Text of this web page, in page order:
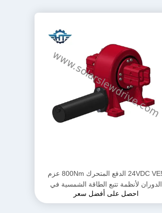
24VDC VE5 الدفع المتحرك 800Nm عزم
الدوران لأنظمة تتبع الطاقة الشمسية في
تطبيقات الحفرة البارابولية
احصل على أفضل سعر